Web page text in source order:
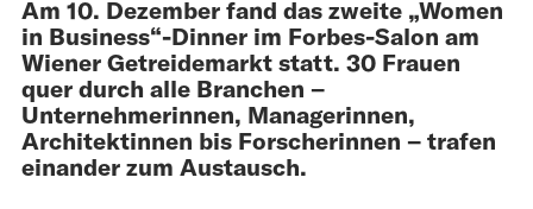
Am 10. Dezember fand das zweite „Women
in Business“-Dinner im Forbes-Salon am
Wiener Getreidemarkt statt. 30 Frauen
quer durch alle Branchen –
Unternehmerinnen, Managerinnen,
Architektinnen bis Forscherinnen – trafen
einander zum Austausch.